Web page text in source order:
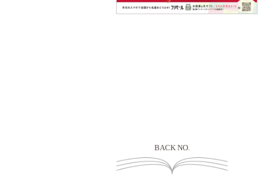
BACK NO.